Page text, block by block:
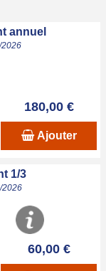
annuel
2026
180,00 €
Ajouter
1/3
2026
60,00 €